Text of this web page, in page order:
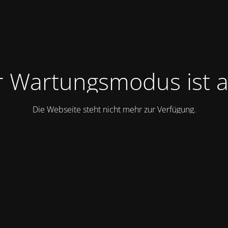
Wartungsmodus ist
Die Webseite steht nicht mehr zur Verfügung.